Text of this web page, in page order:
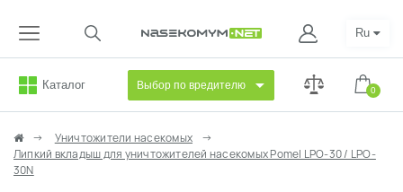
Каталог Выбор по вредителю 0
Ru
Уничтожители насекомых
Липкий вкладыш для уничтожителей насекомых Pomel LPO-30 / LPO-
30N